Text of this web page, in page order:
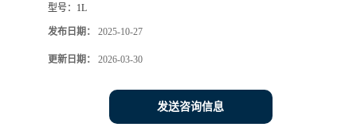
型号： 1L
发布日期： 2025-10-27
更新日期： 2026-03-30
发送咨询信息